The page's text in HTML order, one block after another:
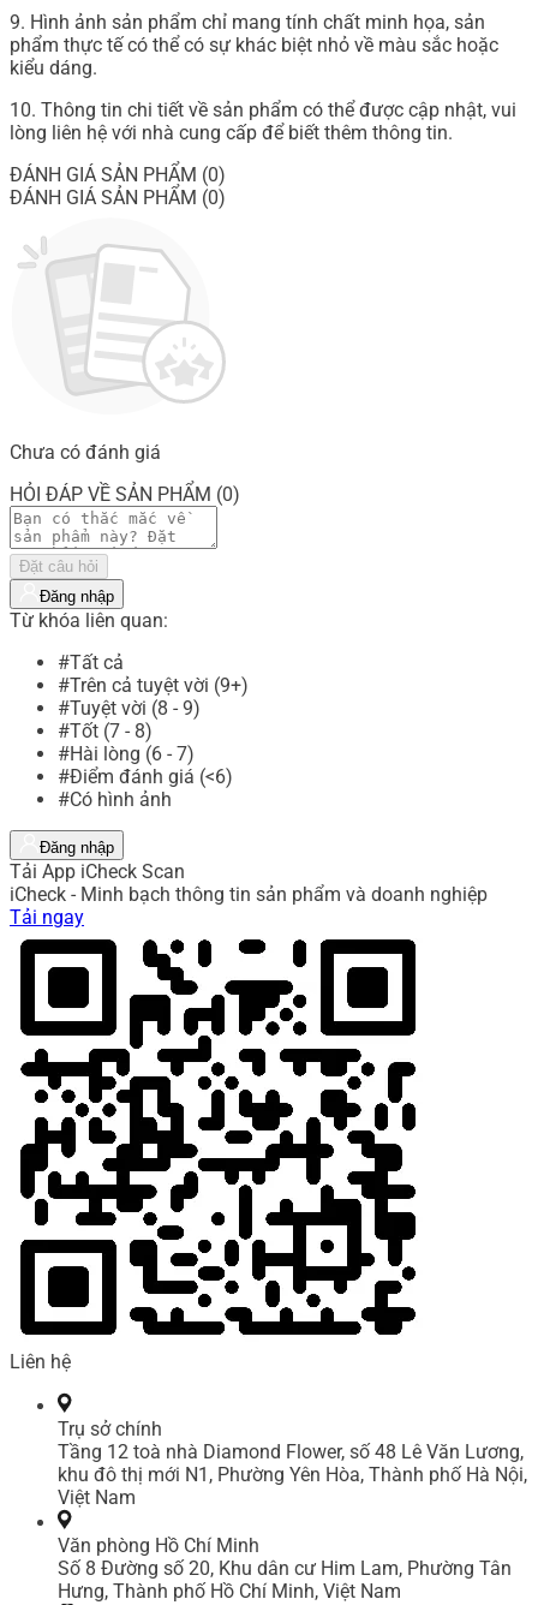
9. Hình ảnh sản phẩm chỉ mang tính chất minh họa, sản
phẩm thực tế có thể có sự khác biệt nhỏ về màu sắc hoặc
kiểu dáng.
10. Thông tin chi tiết về sản phẩm có thể được cập nhật, vui
lòng liên hệ với nhà cung cấp để biết thêm thông tin.
ĐÁNH GIÁ SẢN PHẨM (0)
ĐÁNH GIÁ SẢN PHẨM (0)
Chưa có đánh giá
HỎI ĐÁP VỀ SẢN PHẨM (0)
Đặt câu hỏi
Đăng nhập
Từ khóa liên quan:
#Tất cả
#Trên cả tuyệt vời (9+)
#Tuyệt vời (8 - 9)
#Tốt (7 - 8)
#Hài lòng (6 - 7)
#Điểm đánh giá (<6)
#Có hình ảnh
Đăng nhập
Tải App iCheck Scan
iCheck - Minh bạch thông tin sản phẩm và doanh nghiệp
Tải ngay
Liên hệ
Trụ sở chính
Tầng 12 toà nhà Diamond Flower, số 48 Lê Văn Lương,
khu đô thị mới N1, Phường Yên Hòa, Thành phố Hà Nội,
Việt Nam
Văn phòng Hồ Chí Minh
Số 8 Đường số 20, Khu dân cư Him Lam, Phường Tân
Hưng, Thành phố Hồ Chí Minh, Việt Nam